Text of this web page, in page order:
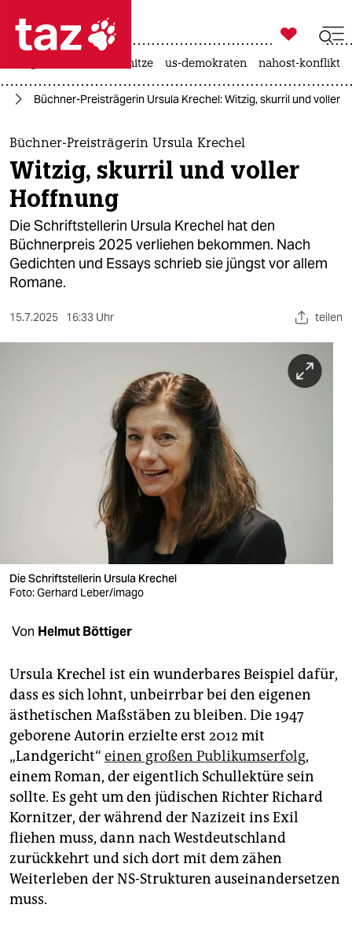
 taz zahl ich
taz zahl ich
themen
politik
öko
gesellschaft
kultur
sport
veranstaltungen
fragen & hilfe
genossenschaft
epaper login

taz zahl ich
hitze us-demokraten nahost-konflikt
Büchner-Preisträgerin Ursula Krechel: Witzig, skurril und voller
Büchner-Preisträgerin Ursula Krechel
Witzig, skurril und voller
Hoffnung
Die Schriftstellerin Ursula Krechel hat den
Büchnerpreis 2025 verliehen bekommen. Nach
Gedichten und Essays schrieb sie jüngst vor allem
Romane.
15.7.2025 16:33 Uhr teilen
Die Schriftstellerin Ursula Krechel
Foto: Gerhard Leber/imago
Von Helmut Böttiger
Ursula Krechel ist ein wunderbares Beispiel dafür,
dass es sich lohnt, unbeirrbar bei den eigenen
ästhetischen Maßstäben zu bleiben. Die 1947
geborene Autorin erzielte erst 2012 mit
„Landgericht“ einen großen Publikumserfolg,
einem Roman, der eigentlich Schullektüre sein
sollte. Es geht um den jüdischen Richter Richard
Kornitzer, der während der Nazizeit ins Exil
fliehen muss, dann nach Westdeutschland
zurückkehrt und sich dort mit dem zähen
Weiterleben der NS-Strukturen auseinandersetzen
muss.